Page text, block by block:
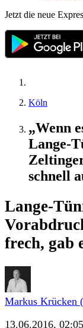
Jetzt die neue
Köln
„Wenn
Lange-
schnell
Lange-
frech, gab
Markus Krücken
13.06.2016, 02:05